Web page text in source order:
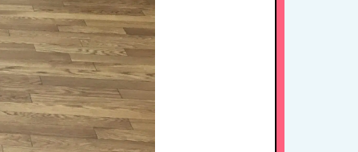
ちの思い・教育方針
1日のスケジュール